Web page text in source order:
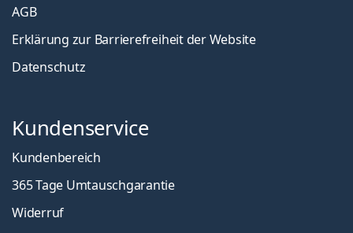
AGB
Erklärung zur Barrierefreiheit der Website
Datenschutz
Kundenservice
Kundenbereich
365 Tage Umtauschgarantie
Widerruf